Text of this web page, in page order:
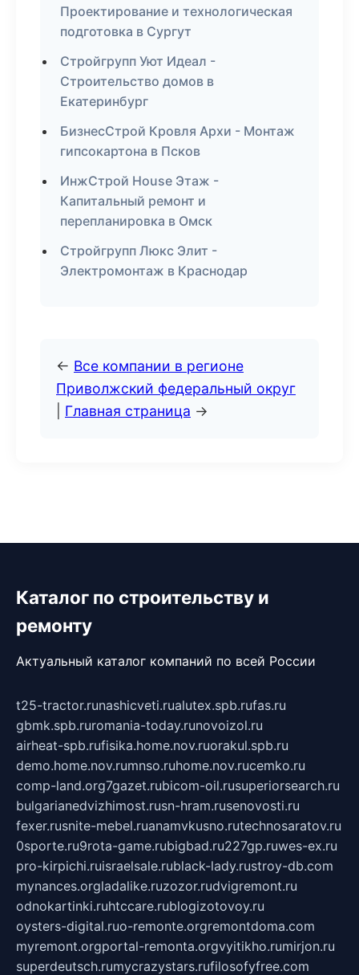
Проектирование и технологическая
подготовка в Сургут
Стройгрупп Уют Идеал -
Строительство домов в
Екатеринбург
БизнесСтрой Кровля Архи - Монтаж
гипсокартона в Псков
ИнжСтрой House Этаж -
Капитальный ремонт и
перепланировка в Омск
Стройгрупп Люкс Элит -
Электромонтаж в Краснодар
← Все компании в регионе
Приволжский федеральный округ
Главная страница →
Каталог по строительству и
ремонту
Актуальный каталог компаний по всей России
t25-tractor.runashicveti.rualutex.spb.rufas.ru
gbmk.spb.ruromania-today.runovoizol.ru
airheat-spb.rufisika.home.nov.ruorakul.spb.ru
demo.home.nov.rumnso.ruhome.nov.rucemko.ru
comp-land.org7gazet.rubicom-oil.rusuperiorsearch.ru
bulgarianedvizhimost.rusn-hram.rusenovosti.ru
fexer.rusnite-mebel.ruanamvkusno.rutechnosaratov.ru
0sporte.ru9rota-game.rubigbad.ru227gp.ruwes-ex.ru
pro-kirpichi.ruisraelsale.rublack-lady.rustroy-db.com
mynances.orgladalike.ruzozor.rudvigremont.ru
odnokartinki.ruhtccare.rublogizotovoy.ru
oysters-digital.ruo-remonte.orgremontdoma.com
myremont.orgportal-remonta.orgvyitikho.rumirjon.ru
superdeutsch.rumycrazystars.rufilosofyfree.com